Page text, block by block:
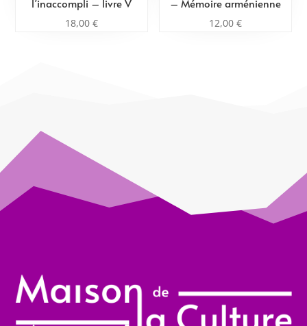
l’inaccompli – livre V
18,00€
– Mémoire arménienne
12,00 €